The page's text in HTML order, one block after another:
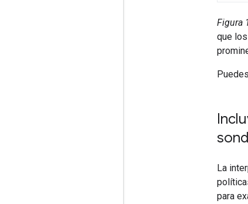
Figura
que
La
para